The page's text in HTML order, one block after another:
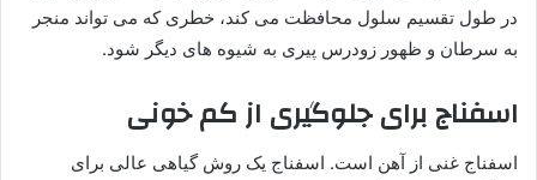
در طول تقسیم سلول محافظت می کند، خطری که می تواند منجر
به سرطان و ظهور زودرس پیری به شیوه های دیگر شود.
اسفناج برای جلوگیری از کم خونی
اسفناج غنی از آهن است. اسفناج یک روش گیاهی عالی برای